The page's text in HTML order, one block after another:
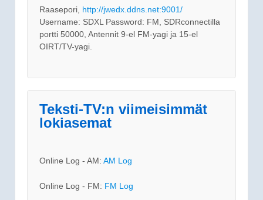
Raasepori, http://jwedx.ddns.net:9001/
Username: SDXL Password: FM, SDRconnectilla
portti 50000, Antennit 9-el FM-yagi ja 15-el
OIRT/TV-yagi.
Teksti-TV:n viimeisimmät
lokiasemat
Online Log - AM: AM Log
Online Log - FM: FM Log